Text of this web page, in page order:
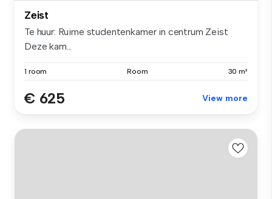
Zeist
Te huur: Ruime studentenkamer in centrum Zeist
Deze kam...
1 room Room 30 m²
€ 625 View more